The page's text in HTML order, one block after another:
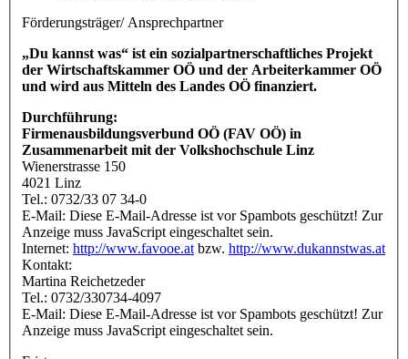
Förderungsträger/ Ansprechpartner
„Du kannst was“ ist ein sozialpartnerschaftliches Projekt
der Wirtschaftskammer OÖ und der Arbeiterkammer OÖ
und wird aus Mitteln des Landes OÖ finanziert.
Durchführung:
Firmenausbildungsverbund OÖ (FAV OÖ) in
Zusammenarbeit mit der Volkshochschule Linz
Wienerstrasse 150
4021 Linz
Tel.: 0732/33 07 34-0
E-Mail: Diese E-Mail-Adresse ist vor Spambots geschützt! Zur
Anzeige muss JavaScript eingeschaltet sein.
Internet: http://www.favooe.at bzw. http://www.dukannstwas.at
Kontakt:
Martina Reichetzeder
Tel.: 0732/330734-4097
E-Mail: Diese E-Mail-Adresse ist vor Spambots geschützt! Zur
Anzeige muss JavaScript eingeschaltet sein.